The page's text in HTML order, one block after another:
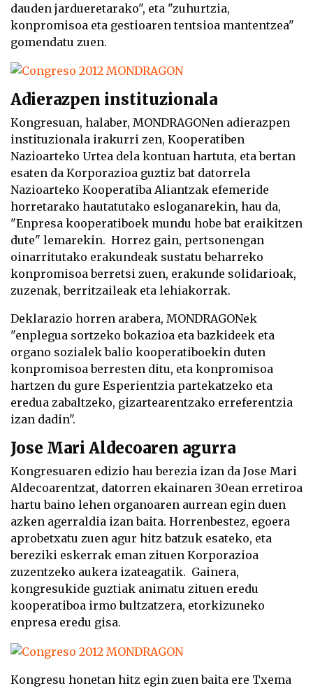
dauden jardueretarako", eta "zuhurtzia,
konpromisoa eta gestioaren tentsioa mantentzea"
gomendatu zuen.
Adierazpen instituzionala
Kongresuan, halaber, MONDRAGONen adierazpen
instituzionala irakurri zen, Kooperatiben
Nazioarteko Urtea dela kontuan hartuta, eta bertan
esaten da Korporazioa guztiz bat datorrela
Nazioarteko Kooperatiba Aliantzak efemeride
horretarako hautatutako esloganarekin, hau da,
"Enpresa kooperatiboek mundu hobe bat eraikitzen
dute" lemarekin. Horrez gain, pertsonengan
oinarritutako erakundeak sustatu beharreko
konpromisoa berretsi zuen, erakunde solidarioak,
zuzenak, berritzaileak eta lehiakorrak.
Deklarazio horren arabera, MONDRAGONek
"enplegua sortzeko bokazioa eta bazkideek eta
organo sozialek balio kooperatiboekin duten
konpromisoa berresten ditu, eta konpromisoa
hartzen du gure Esperientzia partekatzeko eta
eredua zabaltzeko, gizartearentzako erreferentzia
izan dadin".
Jose Mari Aldecoaren agurra
Kongresuaren edizio hau berezia izan da Jose Mari
Aldecoarentzat, datorren ekainaren 30ean erretiroa
hartu baino lehen organoaren aurrean egin duen
azken agerraldia izan baita. Horrenbestez, egoera
aprobetxatu zuen agur hitz batzuk esateko, eta
bereziki eskerrak eman zituen Korporazioa
zuzentzeko aukera izateagatik. Gainera,
kongresukide guztiak animatu zituen eredu
kooperatiboa irmo bultzatzera, etorkizuneko
enpresa eredu gisa.
Kongresu honetan hitz egin zuen baita ere Txema